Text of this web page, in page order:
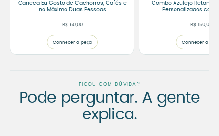
Caneca Eu Gosto de Cachorros, Cafés e
no Máximo Duas Pessoas
R$ 50,00
Conhecer a peça
Combo Azulejo
Personalizados com
R$ 150,00
Conhecer a
FICOU COM DÚVIDA?
Pode perguntar. A gente
explica.